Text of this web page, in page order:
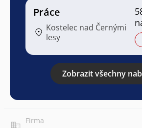
Práce
Kostelec nad Černými
lesy
Zobrazit všechny
Firma